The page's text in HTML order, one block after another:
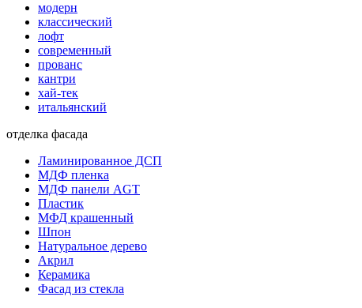
модерн
классический
лофт
современный
прованс
кантри
хай-тек
итальянский
отделка фасада
Ламинированное ДСП
МДФ пленка
МДФ панели AGT
Пластик
МФД крашенный
Шпон
Натуральное дерево
Акрил
Керамика
Фасад из стекла